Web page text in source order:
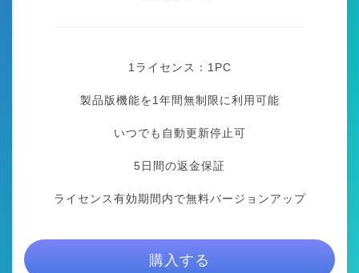
1ライセンス：1 PC
製品版機能を1年間無制限に利用可能
いつでも自動更新停止可
5日間の返金保証
ライセンス有効期間内で無料バージョンアップ
購入する